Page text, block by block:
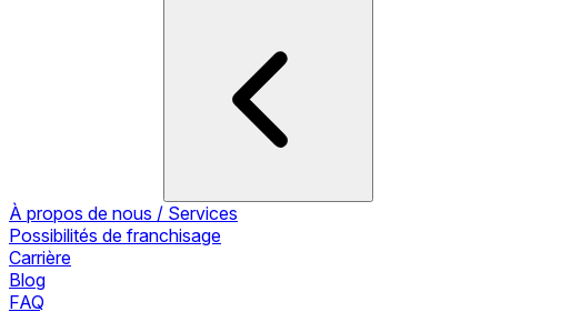
À propos de nous / Services
Possibilités de franchisage
Carrière
Blog
FAQ